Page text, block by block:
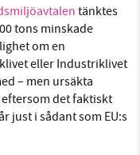
tänktes
tons minskade
om en
eller Industriklivet
– men ursäkta
det faktiskt
just i sådant som EU:s